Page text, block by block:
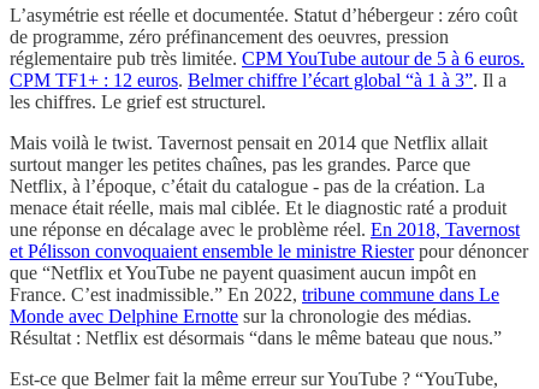
L’asymétrie est réelle et documentée. Statut d’hébergeur : zéro coût
de programme, zéro préfinancement des oeuvres, pression
réglementaire pub très limitée. CPM YouTube autour de 5 à 6 euros.
CPM TF1+ : 12 euros. Belmer chiffre l’écart global “à 1 à 3”. Il a
les chiffres. Le grief est structurel.
Mais voilà le twist. Tavernost pensait en 2014 que Netflix allait
surtout manger les petites chaînes, pas les grandes. Parce que
Netflix, à l’époque, c’était du catalogue - pas de la création. La
menace était réelle, mais mal ciblée. Et le diagnostic raté a produit
une réponse en décalage avec le problème réel. En 2018, Tavernost
et Pélisson convoquaient ensemble le ministre Riesterpour dénoncer
que “Netflix et YouTube ne payent quasiment aucun impôt en
France. C’est inadmissible.” En 2022, tribune commune dans Le
Monde avec Delphine Ernotte sur la chronologie des médias.
Résultat : Netflix est désormais “dans le même bateau que nous.”
Est-ce que Belmer fait la même erreur sur YouTube ? “YouTube,